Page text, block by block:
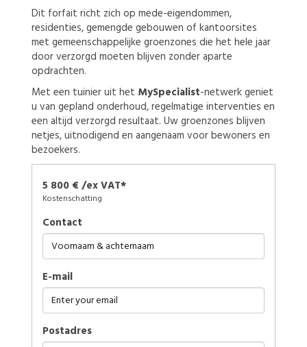
Dit forfait richt zich op mede-eigendommen,
residenties, gemengde gebouwen of kantoorsites
met gemeenschappelijke groenzones die het hele jaar
door verzorgd moeten blijven zonder aparte
opdrachten.
Met een tuinier uit het MySpecialist-netwerk geniet
u van gepland onderhoud, regelmatige interventies en
een altijd verzorgd resultaat. Uw groenzones blijven
netjes, uitnodigend en aangenaam voor bewoners en
bezoekers.
5 800 € /ex VAT*
Kostenschatting
Contact
E-mail
Postadres